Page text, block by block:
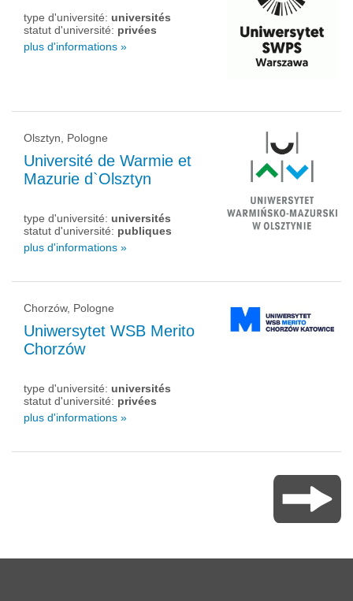
type d'université: universités
statut d'université: privées
plus d'informations »
Olsztyn, Pologne
Université de Warmie et
Mazurie d`Olsztyn
type d'université: universités
statut d'université: publiques
plus d'informations »
Chorzów, Pologne
Uniwersytet WSB Merito
Chorzów
type d'université: universités
statut d'université: privées
plus d'informations »